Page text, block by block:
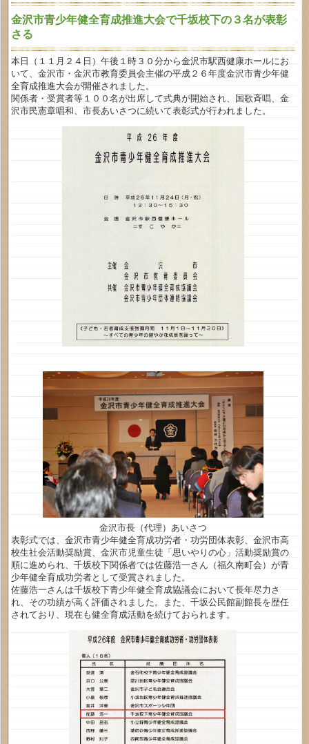
金沢市青少年健全育成推進大会で千坂校下の３名が表彰
さる
本日（１１月２４日）午後１時３０分から金沢市駅西健康ホールにお
いて、金沢市・金沢市教育委員会主催の平成２６年度金沢市青少年健
全育成推進大会が開催されました。
関係者・受賞者等１００名が出席して式典が開始され、国歌斉唱、金
沢市民憲章唱和、市長あいさつに続いて表彰式が行われました。
金沢市長（代理）あいさつ
表彰式では、金沢市青少年健全育成功労者・功労団体表彰、金沢市高
校生社会活動奨励賞、金沢市児童生徒「思いやりの心」活動奨励賞の
順に進められ、千坂校下関係者では佐藤浩一さん（福久南町会）が青
少年健全育成功労者として受賞されました。
佐藤浩一さんは千坂校下青少年健全育成協議会において長年尽力さ
れ、その功績が高く評価されました。また、千坂公民館副館長を歴任
されており、現在も健全育成活動を続けておられます。